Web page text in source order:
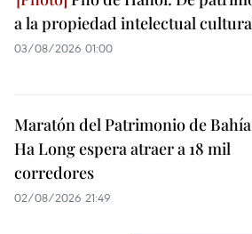
a la propiedad intelectual
03/08/2026 01:00
Maratón del Patrimonio de
Ha Long espera atraer a 18 mil
corredores
02/08/2026 21:49